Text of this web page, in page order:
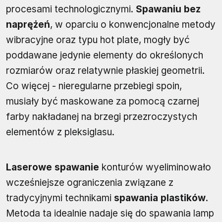
procesami technologicznymi. Spawaniu bez
naprężeń, w oparciu o konwencjonalne metody
wibracyjne oraz typu hot plate, mogły być
poddawane jedynie elementy do określonych
rozmiarów oraz relatywnie płaskiej geometrii.
Co więcej - nieregularne przebiegi spoin,
musiały być maskowane za pomocą czarnej
farby nakładanej na brzegi przezroczystych
elementów z pleksiglasu.
Laserowe spawanie konturów wyeliminowało
wcześniejsze ograniczenia związane z
tradycyjnymi technikami spawania plastików.
Metoda ta idealnie nadaje się do spawania lamp